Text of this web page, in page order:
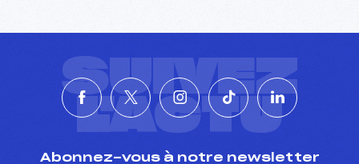
SUIVEZ
L'ACTU
Abonnez-vous à notre newsletter